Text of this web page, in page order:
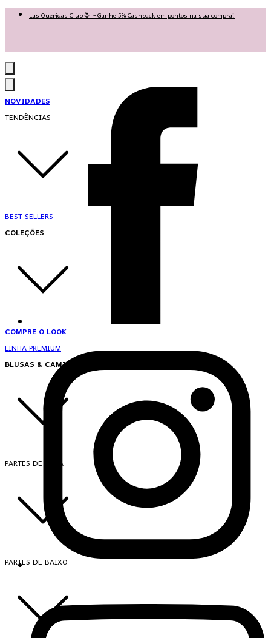
Las Queridas Club🌷 - Ganhe 5% Cashback em pontos na sua compra!
NOVIDADES
TENDÊNCIAS
BEST SELLERS
COLEÇÕES
COMPRE O LOOK
LINHA PREMIUM
BLUSAS & CAMISAS
PARTES DE CIMA
PARTES DE BAIXO